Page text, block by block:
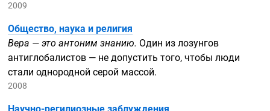
2009
Общество, наука и религия
Вера — это антоним знанию. Один из лозунгов
антиглобалистов — не допустить того, чтобы люди
стали однородной серой массой.
2008